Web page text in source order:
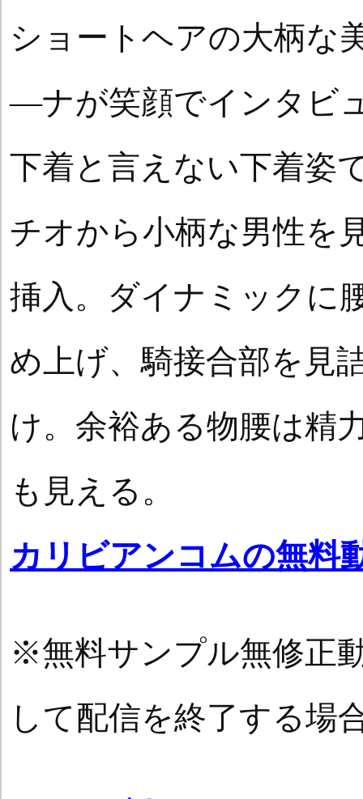
ショートヘアの大柄な
―ナが笑顔でインタビ
下着と言えない下着姿
チオから小柄な男性を
挿入。ダイナミックに
め上げ、騎接合部を見
け。余裕ある物腰は精
も見える。
カリビアンコムの無料
※無料サンプル無修正
して配信を終了する場